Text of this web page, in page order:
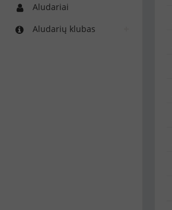
Aludariai
Aludarių klubas